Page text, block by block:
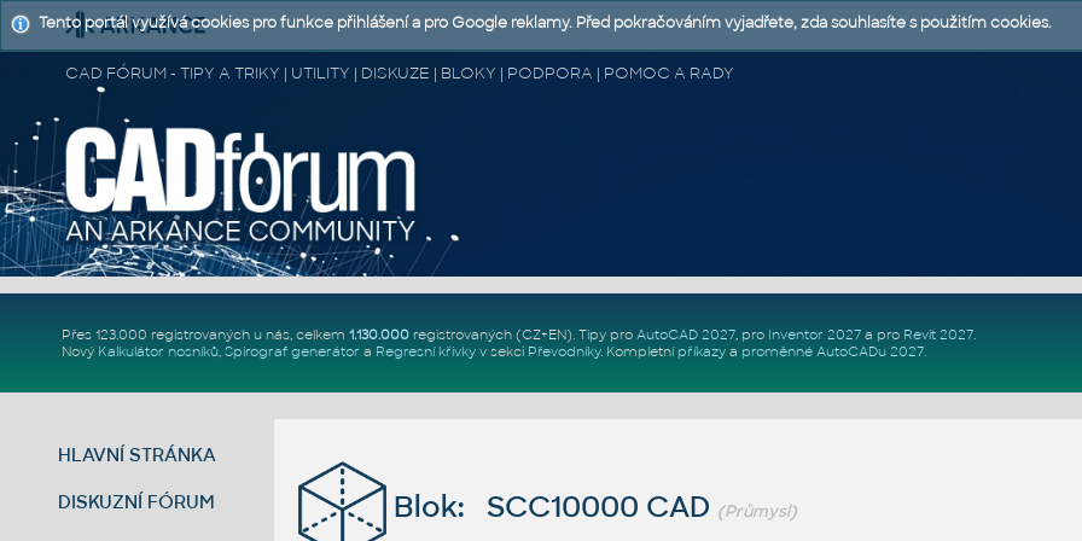
CAD FÓRUM - TIPY A TRIKY | UTILITY | DISKUZE | BLOKY | PODPORA | POMOC A RADY
Přes 123.000 registrovaných u nás, celkem 1.130.000registrovaných (CZ+EN). Tipy pro AutoCAD 2027, pro Inventor 2027a pro Revit 2027.
Nový Kalkulátor nosníků, Spirograf generátor a Regresní křivkyv sekci Převodníky. Kompletní příkazya proměnné AutoCADu 2027.
HLAVNÍ STRÁNKA
DISKUZNÍ FÓRUM Blok: SCC10000 CAD (Průmysl)
Tento portál využívá cookies pro funkce přihlášení a pro Google reklamy. Před pokračováním vyjadřete, zda souhlasíte s použitím cookies.